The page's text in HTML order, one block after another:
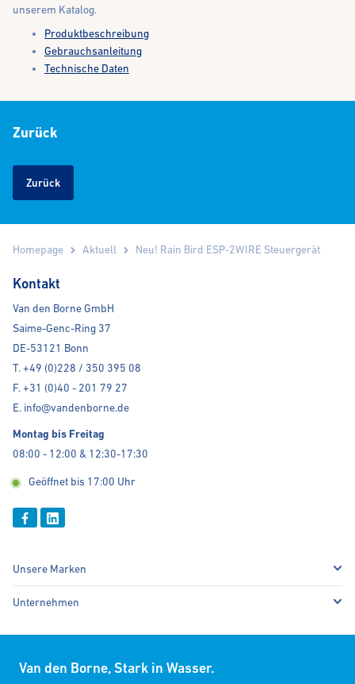
unserem Katalog.
Produktbeschreibung
Gebrauchsanleitung
Technische Daten
Zurück
Zurück
Homepage Aktuell Neu! Rain Bird ESP-2WIRE Steuergerät
Kontakt
Van den Borne GmbH
Saime-Genc-Ring 37
DE-53121 Bonn
T. +49 (0)228 / 350 395 08
F. +31 (0)40 - 201 79 27
E. info@vandenborne.de
Montag bis Freitag
08:00 - 12:00 & 12:30-17:30
Geöffnet bis 17:00 Uhr
Unsere Marken
Unternehmen
Van den Borne, Stark in Wasser.